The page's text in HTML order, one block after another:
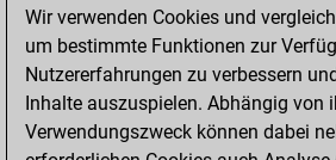
slow games
You scored
=0 -2 in slow
Freitag, Februar
Wir verwenden Cookies und
um bestimmte Funktionen zur
Nutzererfahrungen zu verbessern
Inhalte auszuspielen. Abhängig von
Verwendungszweck können dabei